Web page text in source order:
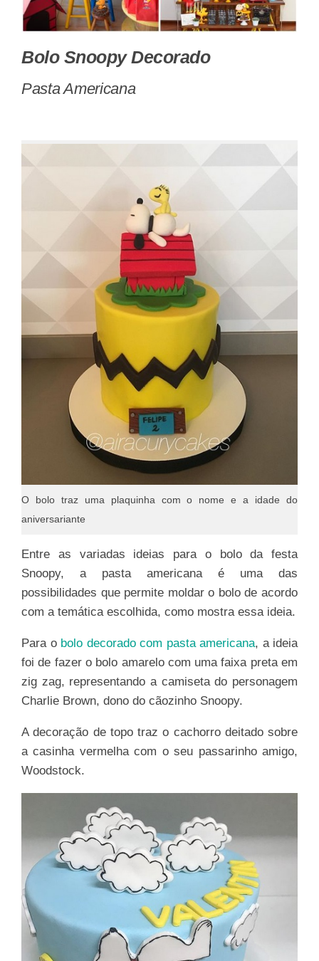
Bolo Snoopy Decorado
Pasta Americana
O bolo traz uma plaquinha com o nome e a idade do
aniversariante
Entre as variadas ideias para o bolo da festa
Snoopy, a pasta americana é uma das
possibilidades que permite moldar o bolo de acordo
com a temática escolhida, como mostra essa ideia.
Para o bolo decorado com pasta americana, a ideia
foi de fazer o bolo amarelo com uma faixa preta em
zig zag, representando a camiseta do personagem
Charlie Brown, dono do cãozinho Snoopy.
A decoração de topo traz o cachorro deitado sobre
a casinha vermelha com o seu passarinho amigo,
Woodstock.